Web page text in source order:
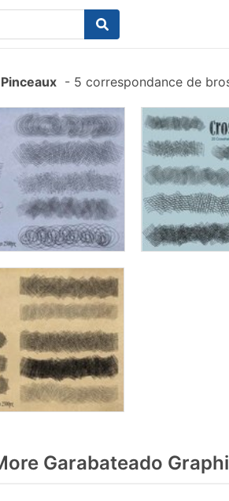
- 5 correspondance de
Garabateado